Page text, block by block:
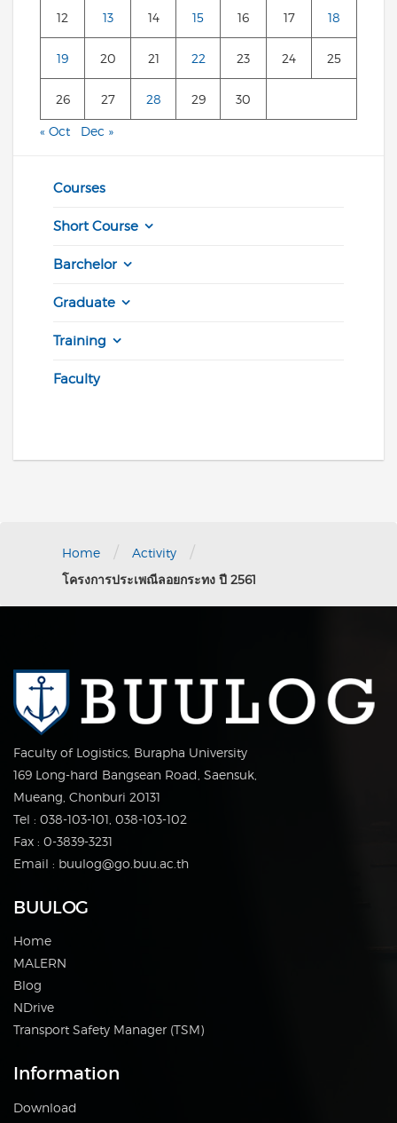
12 13 14 15 16 17 18
19 20 21 22 23 24 25
26 27 28 29 30
« Oct Dec »
Courses
Short Course
Barchelor
Graduate
Training
Faculty
Home / Activity /
โครงการประเพณีลอยกระทง ปี 2561
Faculty of Logistics, Burapha University
169 Long-hard Bangsean Road, Saensuk,
Mueang, Chonburi 20131
Tel : 038-103-101, 038-103-102
Fax : 0-3839-3231
Email : buulog@go.buu.ac.th
BUULOG
Home
MALERN
Blog
NDrive
Transport Safety Manager (TSM)
Information
Download